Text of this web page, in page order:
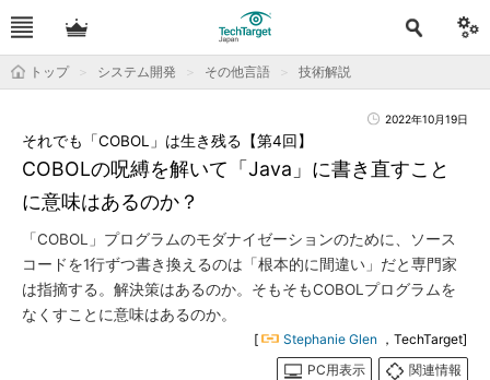
トップ システム開発 その他言語 技術解説
2022年10月19日
COBOLの呪縛を解いて「Java」に書き直すこと
に意味はあるのか？
それでも「COBOL」は生き残る【第4回】
「COBOL」プログラムのモダナイゼーションのために、ソース
コードを1行ずつ書き換えるのは「根本的に間違い」だと専門家
は指摘する。解決策はあるのか。そもそもCOBOLプログラムを
なくすことに意味はあるのか。
[ Stephanie Glen ，TechTarget]
PC用表示
関連情報